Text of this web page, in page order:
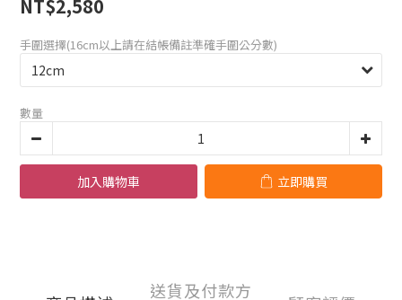
NT$2,580
手圍選擇(16cm以上請在結帳備註準確手圍公分數)
數量
加入購物車 立即購買
送貨及付款方